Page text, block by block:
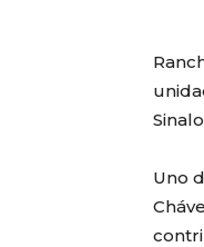
Uno